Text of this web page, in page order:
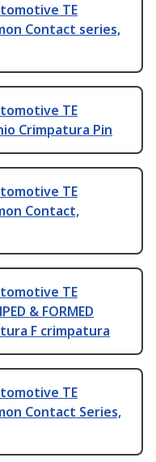
TE
Contact series,
TE
Crimpatura Pin
TE
Contact,
TE
& FORMED
F crimpatura
TE
Contact Series,